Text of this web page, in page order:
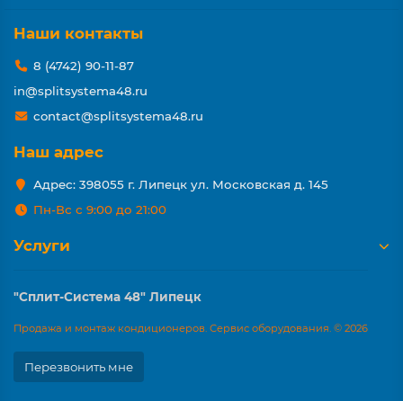
Наши контакты
8 (4742) 90-11-87
in@splitsystema48.ru
contact@splitsystema48.ru
Наш адрес
Адрес: 398055 г. Липецк ул. Московская д. 145
Пн-Вс с 9:00 до 21:00
Услуги
"Сплит-Система 48" Липецк
Продажа и монтаж кондиционеров. Сервис оборудования. © 2026
Перезвонить мне